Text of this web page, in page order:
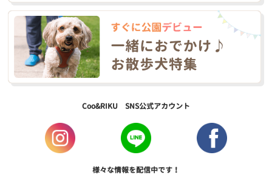
Coo&RIKU SNS公式アカウント
様々な情報を配信中です！